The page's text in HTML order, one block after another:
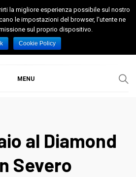
Foggia
Eventi e Attività nella Capitanata
MENU
al Diamond
Severo
la migliore esperienza possibile sul nostro
le impostazioni del browser, l'utente ne
sul proprio dispositivo.
Cookie Policy